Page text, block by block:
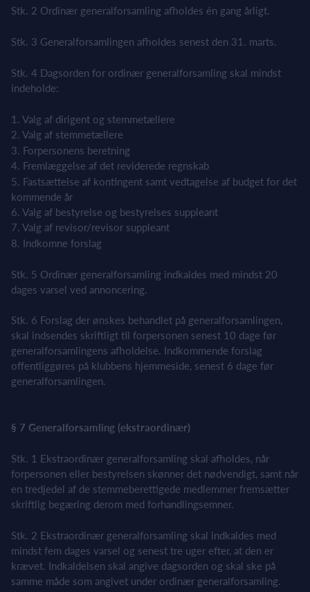
Stk. 2 Ordinær generalforsamling afholdes én gang årligt.
Stk. 3 Generalforsamlingen afholdes senest den 31. marts.
Stk. 4 Dagsorden for ordinær generalforsamling skal mindst
indeholde:
1. Valg af dirigent og stemmetællere
2. Valg af stemmetællere
3. Forpersonens beretning
4. Fremlæggelse af det reviderede regnskab
5. Fastsættelse af kontingent samt vedtagelse af budget for det
kommende år
6. Valg af bestyrelse og bestyrelses suppleant
7. Valg af revisor/revisor suppleant
8. Indkomne forslag
Stk. 5 Ordinær generalforsamling indkaldes med mindst 20
dages varsel ved annoncering.
Stk. 6 Forslag der ønskes behandlet på generalforsamlingen,
skal indsendes skriftligt til forpersonen senest 10 dage før
generalforsamlingens afholdelse. Indkommende forslag
offentliggøres på klubbens hjemmeside, senest 6 dage før
generalforsamlingen.
§ 7 Generalforsamling (ekstraordinær)
Stk. 1 Ekstraordinær generalforsamling skal afholdes, når
forpersonen eller bestyrelsen skønner det nødvendigt, samt når
en tredjedel af de stemmeberettigede medlemmer fremsætter
skriftlig begæring derom med forhandlingsemner.
Stk. 2 Ekstraordinær generalforsamling skal indkaldes med
mindst fem dages varsel og senest tre uger efter, at den er
krævet. Indkaldelsen skal angive dagsorden og skal ske på
samme måde som angivet under ordinær generalforsamling.